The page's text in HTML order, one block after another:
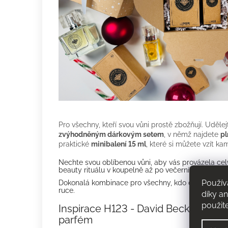
díky
Pro všechny, kteří svou vůni prostě zbožňují.
zvýhodněným dárkovým setem, v němž najdete
praktické minibalení 15 ml, které si můžete vzít
Nechte svou oblíbenou vůni, aby vás provázela
beauty rituálu v koupelně až po večerní drink s
Dokonalá kombinace pro všechny, kdo chtějí mít
ruce.
Inspirace H123 - David Beckham
parfém